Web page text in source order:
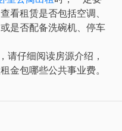
看租赁是否包括空调、
是否配备洗碗机、停车
请仔细阅读房源介绍，
金包哪些公共事业费。